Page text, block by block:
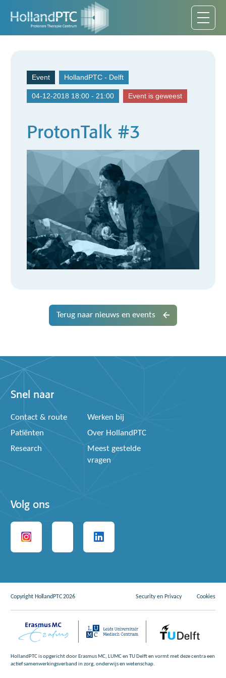
Event HollandPTC - Delft
04-12-2018 18:00 - 21:00 Event is geweest
ProtonTalk #3
Terug naar nieuws en events
Snel naar
Contact & route
Werken bij
Patiënten
Over HollandPTC
Research
Meest gestelde
vragen
Volg ons
Copyright HollandPTC 2026 Security en Privacy Cookies
HollandPTC is opgericht door Erasmus MC, LUMC en TU Delft en vormt met deze centra een
actief samenwerkingsverband in zorg, onderwijs en wetenschap.